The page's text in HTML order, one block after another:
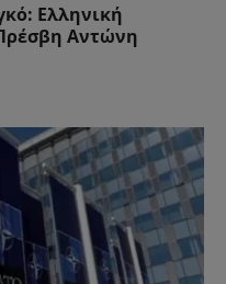
Ελληνική
Αντώνη